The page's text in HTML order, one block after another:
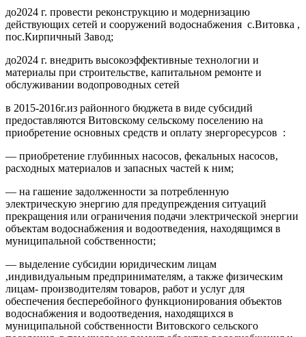
до2024 г. провести реконструкцию и модернизацию
действующих сетей и сооружений водоснабжения с.Витовка ,
пос.Кирпичный Завод;
до2024 г. внедрить высокоэффективные технологии и
материалы при строительстве, капитальном ремонте и
обслуживании водопроводных сетей
в 2015-2016г.из районного бюджета в виде субсидий
предоставляются Витовскому сельскому поселению на
приобретение основных средств и оплату знергоресурсов :
— приобретение глубинных насосов, фекальных насосов,
расходных материалов и запасных частей к ним;
— на гашение задолженности за потребленную
электрическую энергию для предупреждения ситуаций
прекращения или ограничения подачи электрической энергии
объектам водоснабжения и водоотведения, находящимся в
муниципальной собственности;
— выделение субсидии юридическим лицам
,индивидуальным предпринимателям, а также физическим
лицам- производителям товаров, работ и услуг для
обеспечения бесперебойного функционирования объектов
водоснабжения и водоотведения, находящихся в
муниципальной собственности Витовского сельского